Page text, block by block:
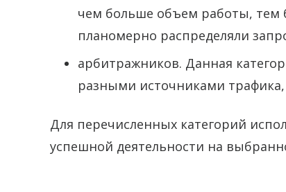
чем больше объем работы, тем
планомерно распределяли
арбитражников. Данная
разными источниками
Для перечисленных категорий
успешной деятельности на